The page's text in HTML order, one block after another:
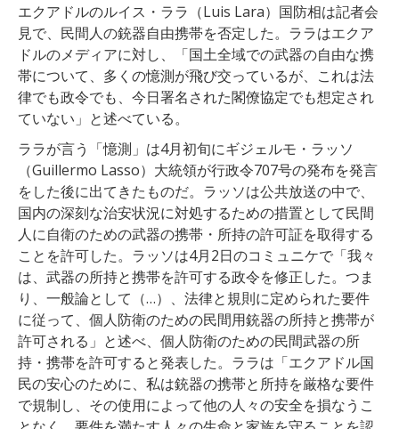
エクアドルのルイス・ララ（Luis Lara）国防相は記者会
見で、民間人の銃器自由携帯を否定した。ララはエクア
ドルのメディアに対し、「国土全域での武器の自由な携
帯について、多くの憶測が飛び交っているが、これは法
律でも政令でも、今日署名された閣僚協定でも想定され
ていない」と述べている。
ララが言う「憶測」は4月初旬にギジェルモ・ラッソ
（Guillermo Lasso）大統領が行政令707号の発布を発言
をした後に出てきたものだ。ラッソは公共放送の中で、
国内の深刻な治安状況に対処するための措置として民間
人に自衛のための武器の携帯 ・ 所持の許可証を取得する
こと を許可した。 ラッソは4月2日のコミュニケで「我々
は、武器の所持と携帯を許可する政令を修正した。つま
り、一般論として（…）、法律と規則に定められた要件
に従って、個人防衛のための民間用銃器の所持と携帯が
許可される」と述べ、個人防衛のための民間武器の所
持・携帯を許可すると発表した。ララは「エクアドル国
民の安心のために、私は銃器の携帯と所持を厳格な要件
で規制し、その使用によって他の人々の安全を損なうこ